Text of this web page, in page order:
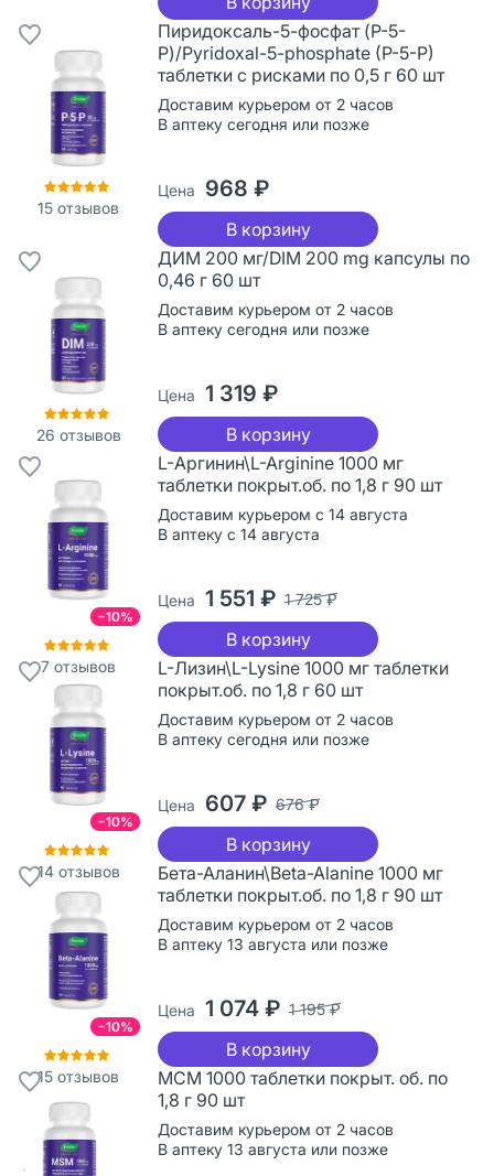
15 отзывов
Пиридоксаль-5-фосфат (P-5-
P)/Pyridoxal-5-phosphate (P-5-P)
таблетки с рисками по 0,5 г 60 шт
Доставим курьером от 2 часов
В аптеку сегодня или позже
Цена 968 ₽
В корзину
26 отзывов
ДИМ 200 мг/DIM 200 mg капсулы по
0,46 г 60 шт
Доставим курьером от 2 часов
В аптеку сегодня или позже
Цена 1 319 ₽
В корзину
−10%
7 отзывов
L-Аргинин\L-Arginine 1000 мг
таблетки покрыт.об. по 1,8 г 90 шт
Доставим курьером с 14 августа
В аптеку с 14 августа
Цена 1 551 ₽ 1 725 ₽
В корзину
−10%
14отзывов
L-Лизин\L-Lysine 1000 мг таблетки
покрыт.об. по 1,8 г 60 шт
Доставим курьером от 2 часов
В аптеку сегодня или позже
Цена 607 ₽ 676 ₽
В корзину
−10%
15 отзывов
Бета-Аланин\Beta-Alanine 1000 мг
таблетки покрыт.об. по 1,8 г 90 шт
Доставим курьером от 2 часов
В аптеку 13 августа или позже
Цена 1 074 ₽ 1 195 ₽
В корзину
МСМ 1000 таблетки покрыт. об. по
1,8 г 90 шт
Доставим курьером от 2 часов
В аптеку 13 августа или позже